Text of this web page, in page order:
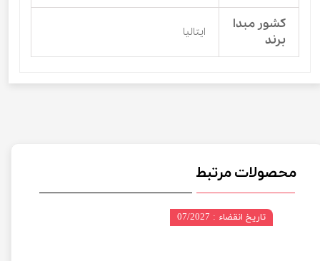
کشور مبدا
برند
ایتالیا
محصولات مرتبط
تاریخ انقضاء : 07/2027